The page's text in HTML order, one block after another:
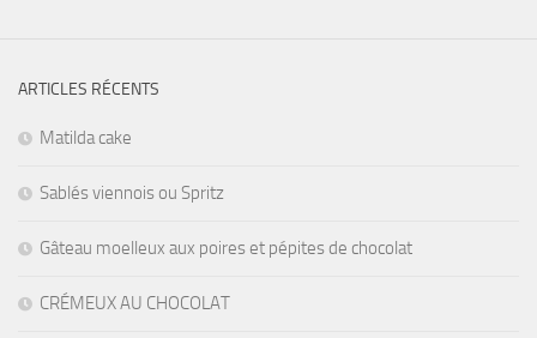
ARTICLES RÉCENTS
Matilda cake
Sablés viennois ou Spritz
Gâteau moelleux aux poires et pépites de chocolat
CRÉMEUX AU CHOCOLAT